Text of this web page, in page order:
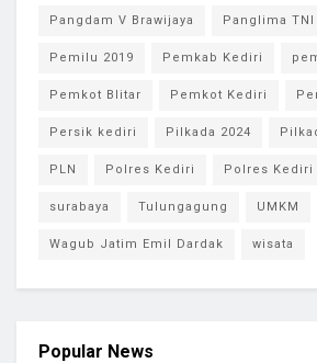
Pangdam V Brawijaya Panglima TNI
Pemilu 2019 Pemkab Kediri
Pemkot Blitar Pemkot Kediri
Persik kediri Pilkada 2024
PLN Polres Kediri Polres Kediri
surabaya Tulungagung UMKM
Wagub Jatim Emil Dardak wisata
Popular News